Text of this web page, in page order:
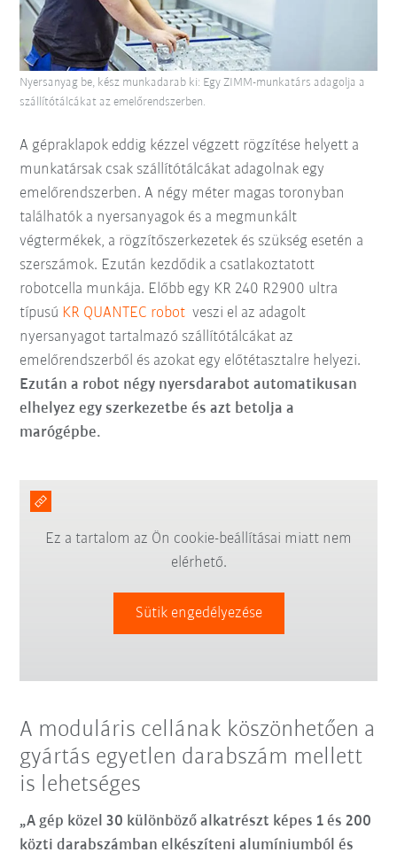
A gépraklapok eddig kézzel végzett rögzítése helyett a
munkatársak csak szállítótálcákat adagolnak egy
emelőrendszerben. A négy méter magas toronyban
találhatók a nyersanyagok és a megmunkált
végtermékek, a rögzítőszerkezetek és szükség esetén a
szerszámok. Ezután kezdődik a csatlakoztatott
robotcella munkája. Előbb egy KR 240 R2900 ultra
típusú KR QUANTEC robot veszi el az adagolt
nyersanyagot tartalmazó szállítótálcákat az
emelőrendszerből és azokat egy előtétasztalre helyezi.
Ezután a robot négy nyersdarabot automatikusan
elhelyez egy szerkezetbe és azt betolja a
marógépbe.
Nyersanyag be, kész munkadarab ki: Egy ZIMM-munkatárs adagolja a
szállítótálcákat az emelőrendszerben.
Ez a tartalom az Ön cookie-beállításai miatt nem
elérhető.
Sütik engedélyezése
A moduláris cellának köszönhetően a
gyártás egyetlen darabszám mellett
is lehetséges
„A gép közel 30 különböző alkatrészt képes 1 és 200
közti darabszámban elkészíteni alumíniumból és